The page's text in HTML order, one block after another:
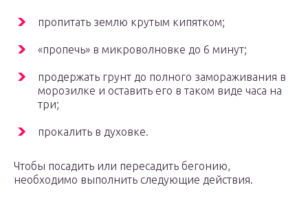
пропитать землю крутым кипятком;
«пропечь» в микроволновке до 6 минут;
продержать грунт до полного замораживания в
морозилке и оставить его в таком виде часа на
три;
прокалить в духовке.
Чтобы посадить или пересадить бегонию,
необходимо выполнить следующие действия.